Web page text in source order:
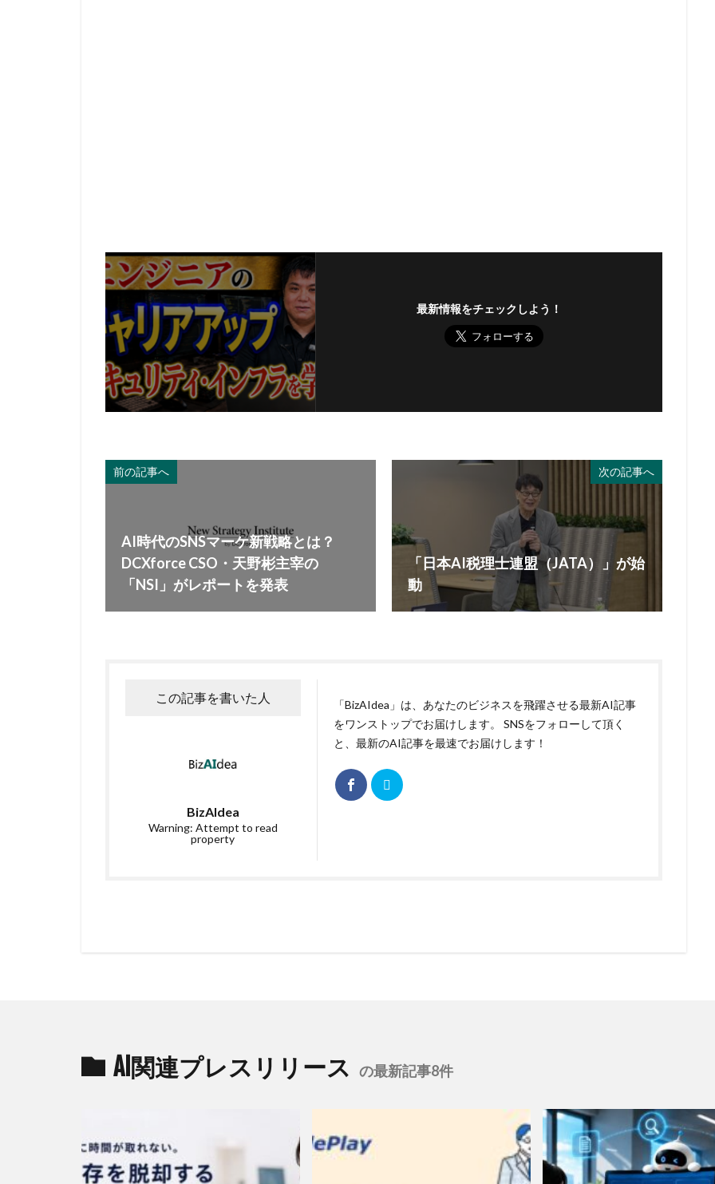
最新情報をチェックしよう！
前の記事へ
AI時代のSNSマーケ新戦略とは？
DCXforce CSO・天野彬主宰の
「NSI」がレポートを発表
次の記事へ
「日本AI税理士連盟（JATA）」が始
動
この記事を書いた人
BizAIdea
Warning: Attempt to read
property
「BizAIdea」は、あなたのビジネスを飛躍させる最新AI記事
をワンストップでお届けします。 SNSをフォローして頂く
と、最新のAI記事を最速でお届けします！
AI関連プレスリリース の最新記事8件